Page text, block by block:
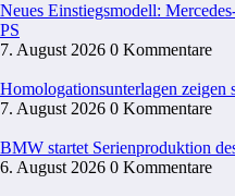
Neues Einstiegsmodell:
PS
7. August 2026 0 Kommentare
Homologationsunterlagen zeigen
7. August 2026 0 Kommentare
BMW startet Serienproduktion
6. August 2026 0 Kommentare